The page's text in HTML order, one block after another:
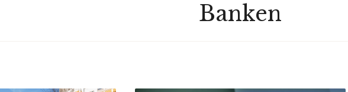
Banken